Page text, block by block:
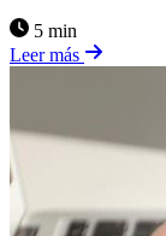
5 min
Leer más